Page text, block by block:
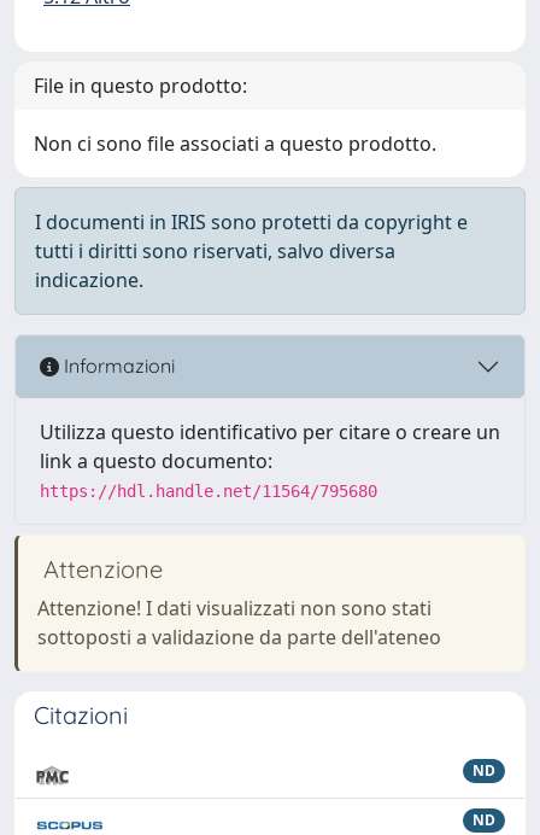
File in questo prodotto:
Non ci sono file associati a questo prodotto.
I documenti in IRIS sono protetti da copyright e
tutti i diritti sono riservati, salvo diversa
indicazione.
Informazioni
Utilizza questo identificativo per citare o creare un
link a questo documento:
https://hdl.handle.net/11564/795680
Attenzione
Attenzione! I dati visualizzati non sono stati
sottoposti a validazione da parte dell'ateneo
Citazioni
ND
ND